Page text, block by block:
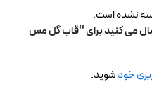
نشده است.
می کنید برای “قاب گل مس
خودشوید.